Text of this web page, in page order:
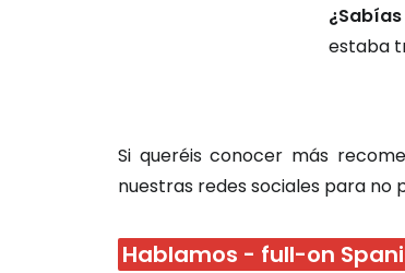
estaba
Si queréis conocer más
nuestras redes sociales para no
Hablamos - full-on